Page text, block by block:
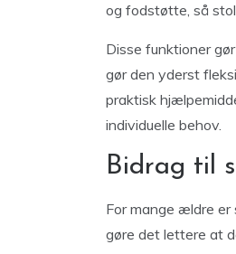
og fodstøtte, så
Disse funktioner
gør den yderst
praktisk
individuelle behov.
Bidrag til
For mange ældre
gøre det lettere at